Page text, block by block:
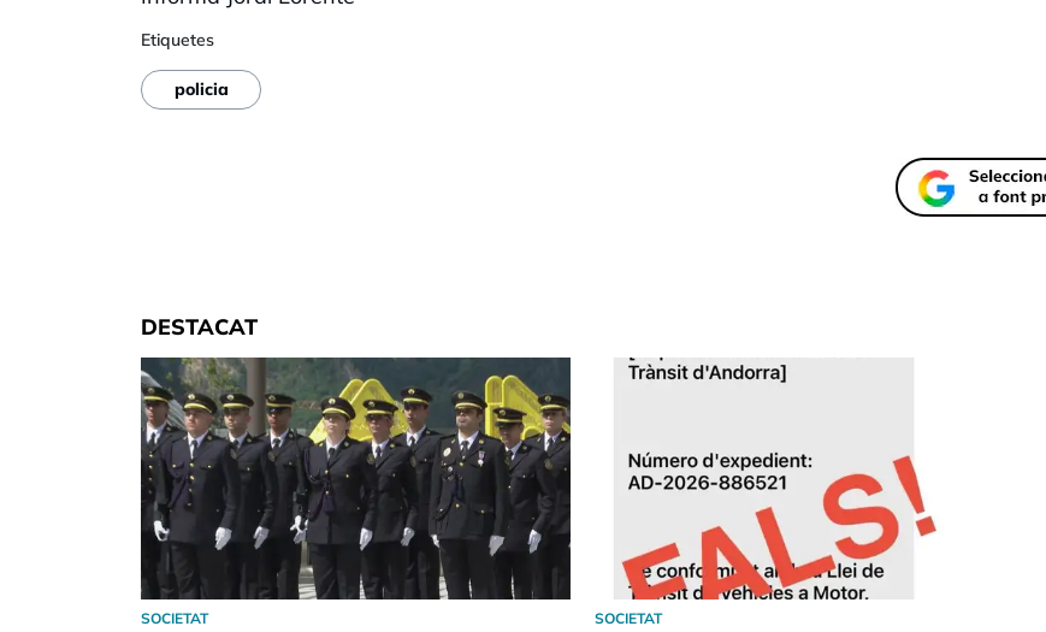
Etiquetes
policia
DESTACAT
SOCIETAT SOCIETAT